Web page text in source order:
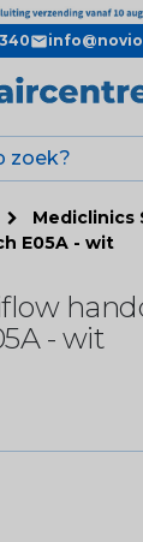
Mediclinics
E05A - wit
- wit